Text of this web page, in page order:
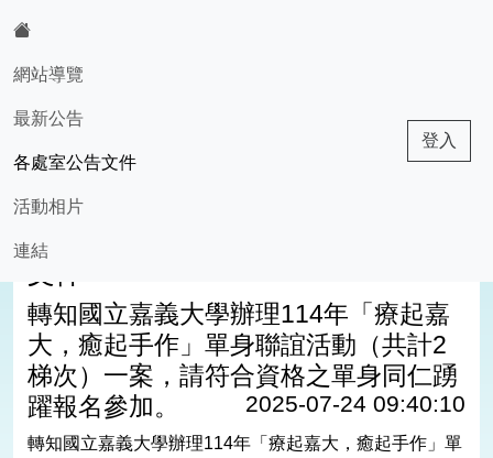
網站導覽
最新公告
各處室公告文件
活動相片
連結
登入
現在位置:各處室公告
轉知國立嘉義大學辦理114年「療起嘉
大，癒起手作」單身聯誼活動（共計2
梯次）一案，請符合資格之單身同仁踴
躍報名參加。
2025-07-24 09:40:10
轉知國立嘉義大學辦理114年「療起嘉大，癒起手作」單